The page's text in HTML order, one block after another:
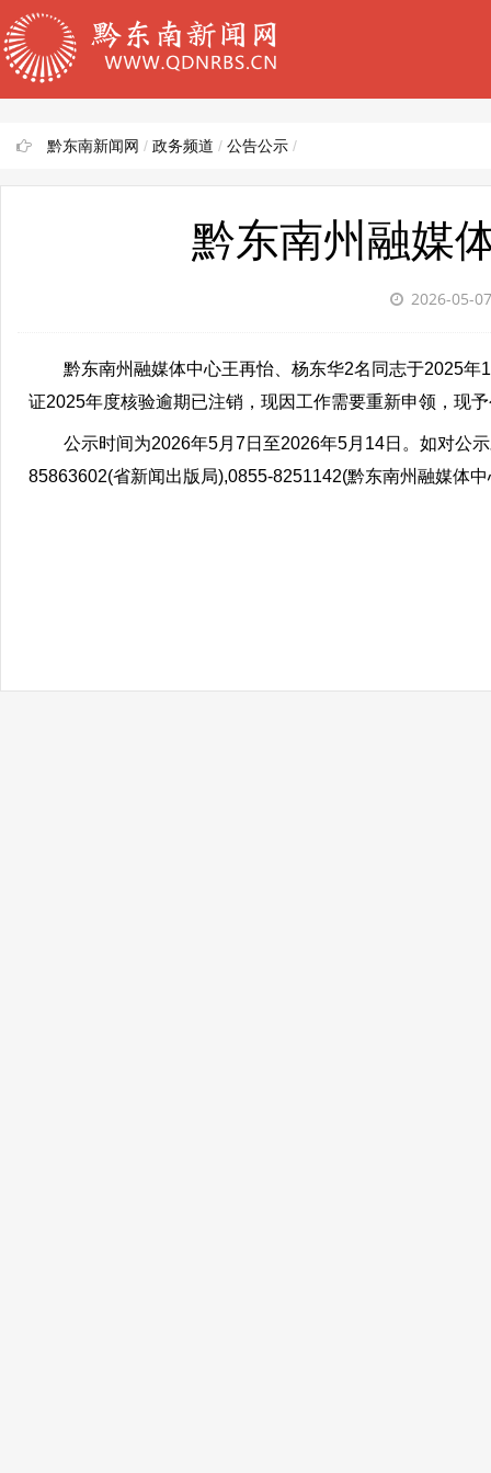
黔东南新闻网 / 政务频道 / 公告公示 /
黔东南州融媒
2026-05-
黔东南州融媒体中心王再怡、杨东华2名同志于2025年
证2025年度核验逾期已注销，现因工作需要重新申领，现
公示时间为2026年5月7日至2026年5月14日。如对公示
85863602(省新闻出版局),0855-8251142(黔东南州融媒体中